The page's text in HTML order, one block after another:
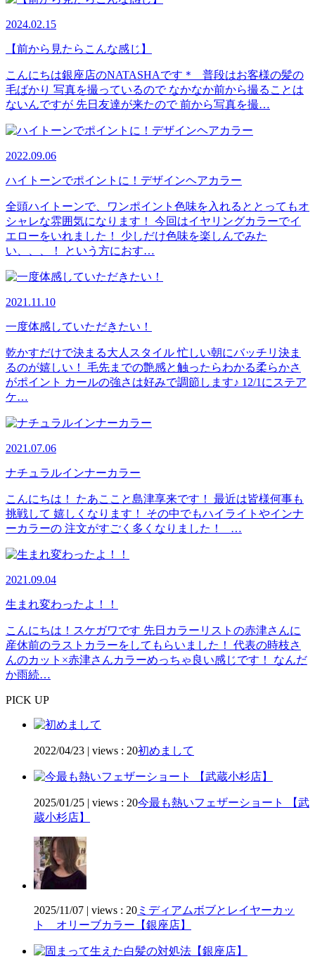
2024.02.15
【前から見たらこんな感じ】
こんにちは銀座店のNATASHAです＊ 普段はお客様の髪の
毛ばかり 写真を撮っているので なかなか前から撮ることは
ないんですが 先日友達が来たので 前から写真を撮…
2022.09.06
ハイトーンでポイントに！デザインヘアカラー
全頭ハイトーンで、ワンポイント色味を入れるととってもオ
シャレな雰囲気になります！ 今回はイヤリングカラーでイ
エローをいれました！ 少しだけ色味を楽しんでみた
い、、、！ という方におす…
2021.11.10
一度体感していただきたい！
乾かすだけで決まる大人スタイル 忙しい朝にバッチリ決ま
るのが嬉しい！ 毛先までの艶感と触ったらわかる柔らかさ
がポイント カールの強さは好みで調節します♪ 12/1にステア
ケ…
2021.07.06
ナチュラルインナーカラー
こんにちは！ たあここと島津享来です！ 最近は皆様何事も
挑戦して 嬉しくなります！ その中でもハイライトやインナ
ーカラーの 注文がすごく多くなりました！ …
2021.09.04
生まれ変わったよ！！
こんにちは！スケガワです 先日カラーリストの赤津さんに
産休前のラストカラーをしてもらいました！ 代表の時枝さ
んのカット×赤津さんカラーめっちゃ良い感じです！ なんだ
か雨続…
PICK UP
2022/04/23 | views : 20初めまして
2025/01/25 | views : 20今最も熱いフェザーショート 【武
蔵小杉店】
2025/11/07 | views : 20 ミディアムボブとレイヤーカッ
ト オリーブカラー【銀座店】